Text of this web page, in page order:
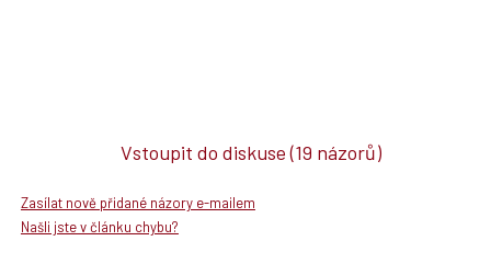
Vstoupit do diskuse(19 názorů)
Zasílat nově přidané názory e-mailem
Našli jste v článku chybu?